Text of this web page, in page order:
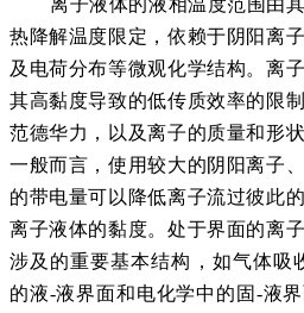
热降解温度限定，依赖于阴阳离
及电荷分布等微观化学结构。离
其高黏度导致的低传质效率的限
范德华力，以及离子的质量和形
一般而言，使用较大的阴阳离子
的带电量可以降低离子流过彼此
离子液体的黏度。处于界面的离
涉及的重要基本结构，如气体吸
的液-液界面和电化学中的固-液